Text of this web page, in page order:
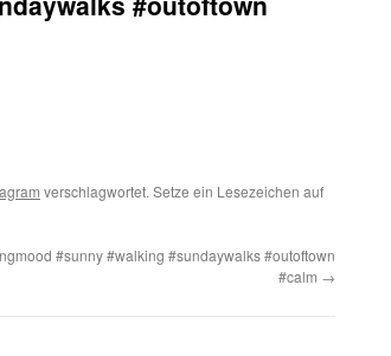
verschlagwortet. Setze ein Lesezeichen auf
#sunny #walking #sundaywalks #outoftown
#calm →